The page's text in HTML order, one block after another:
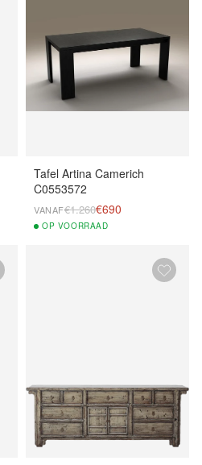
Tafel Artina Camerich
C0553572
VANAF€1.260€690
OP VOORRAAD